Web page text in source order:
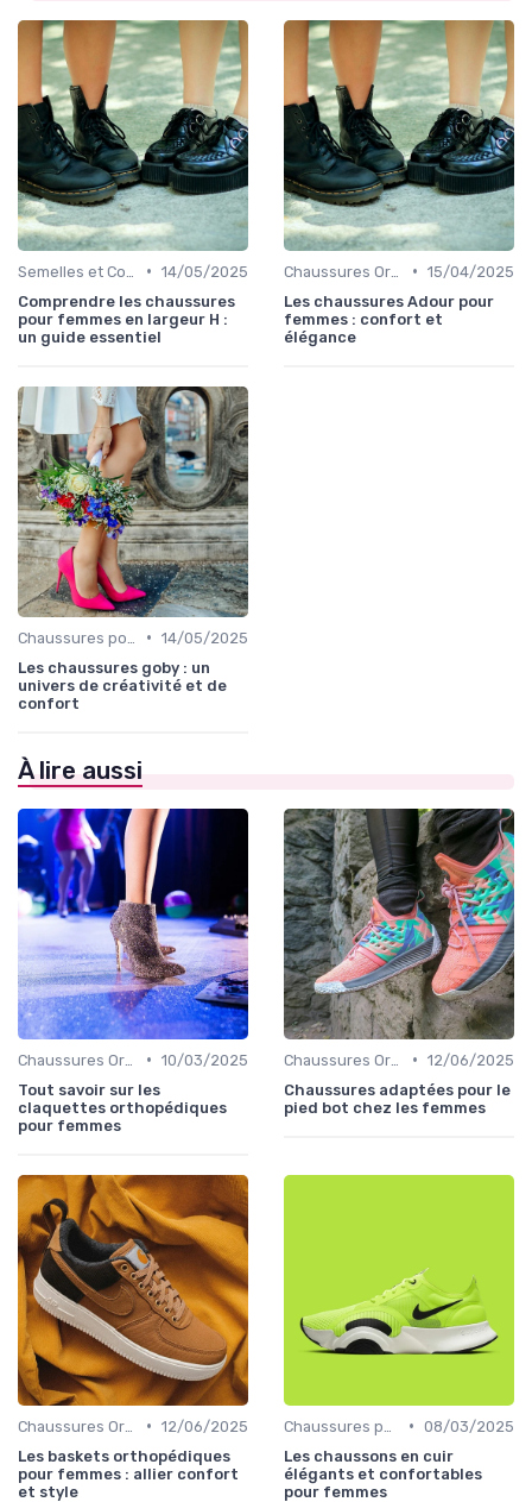
• 14/05/2025
Comprendre les chaussures
pour femmes en largeur H :
un guide essentiel
• 15/04/2025
Les chaussures Adour pour
femmes : confort et
élégance
• 14/05/2025
Les chaussures goby : un
univers de créativité et de
confort
À lire aussi
• 10/03/2025
Tout savoir sur les
claquettes orthopédiques
pour femmes
• 12/06/2025
Chaussures adaptées pour le
pied bot chez les femmes
• 12/06/2025
Les baskets orthopédiques
pour femmes : allier confort
et style
• 08/03/2025
Les chaussons en cuir
élégants et confortables
pour femmes